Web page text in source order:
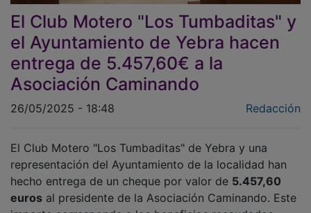
El Club Motero "Los Tumbaditas" y
el Ayuntamiento de Yebra hacen
entrega de 5.457,60€ a la
Asociación Caminando
representación del Ayuntamiento de la localidad han
hecho entrega de un cheque por valor de5.457,60
euros al presidente de la Asociación Caminando. Este
importe corresponde a los beneficios recaudados